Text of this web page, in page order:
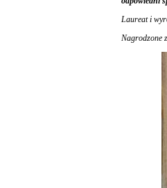
Laureat i
Nagrodzone